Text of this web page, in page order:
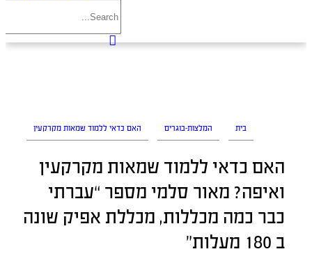
בית המלצות-בוגרים האם כדאי ללמוד שמאות מקרקעין
האם כדאי ללמוד שמאות מקרקעין
ואיפה? מאור סלמי מספר “עברתי
כבר כמה מכללות, מכללת אפיק שונה
ב 180 מעלות”